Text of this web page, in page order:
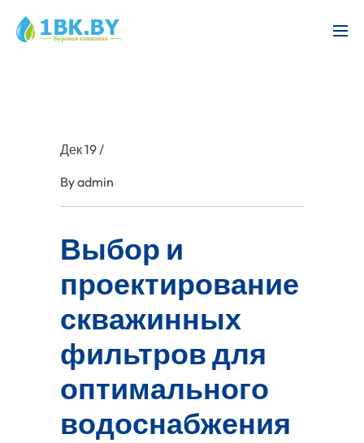
Дек 19/
Byadmin
Выбор и
проектирование
скважинных
фильтров для
оптимального
водоснабжения